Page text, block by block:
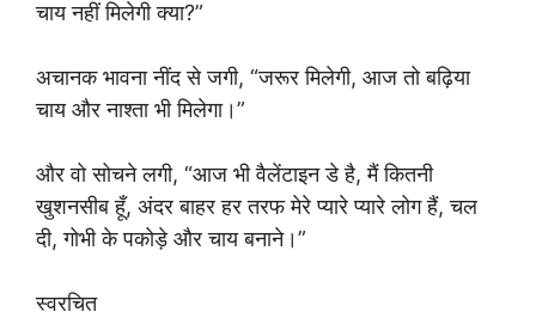
चाय नहीं मिलेगी क्या?”
अचानक भावना नींद से जगी, “जरूर मिलेगी, आज तो बढ़िया
चाय और नाश्ता भी मिलेगा।”
और वो सोचने लगी, “आज भी वैलेंटाइन डे है, मैं कितनी
खुशनसीब हूँ, अंदर बाहर हर तरफ मेरे प्यारे प्यारे लोग हैं, चल
दी, गोभी के पकोड़े और चाय बनाने।”
स्वरचित